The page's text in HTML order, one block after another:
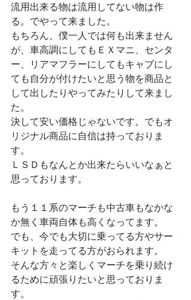
流用出来る物は流用してない物は作
る。でやって来ました。
もちろん、僕一人では何も出来ません
が、車高調にしてもＥＸマニ、センタ
ー、リアマフラーにしてもキャブにし
ても自分が付けたいと思う物を商品と
して出したりやってみたりして来まし
た。
決して安い価格じゃないです。でもオ
リジナル商品に自信は持っておりま
す。
ＬＳＤもなんとか出来たらいいなぁと
思っております。
もう１１系のマーチも中古車もなかな
か無く車両自体も高くなってます。
でも、今でも大切に乗ってる方やサー
キットを走ってる方がおられます。
そんな方々と楽しくマーチを乗り続け
るために頑張りたいと思っておりま
す。